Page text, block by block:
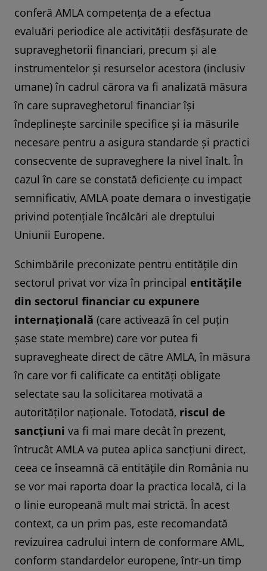
conferă AMLA competența de a efectua
evaluări periodice ale activității desfășurate de
supraveghetorii financiari, precum și ale
instrumentelor și resurselor acestora (inclusiv
umane) în cadrul cărora va fi analizată măsura
în care supraveghetorul financiar își
îndeplinește sarcinile specifice și ia măsurile
necesare pentru a asigura standarde și practici
consecvente de supraveghere la nivel înalt. În
cazul în care se constată deficiențe cu impact
semnificativ, AMLA poate demara o investigație
privind potențiale încălcări ale dreptului
Uniunii Europene.
Schimbările preconizate pentru entitățile din
sectorul privat vor viza în principal entitățile
din sectorul financiar cu expunere
internațională (care activează în cel puțin
șase state membre) care vor putea fi
supravegheate direct de către AMLA, în măsura
în care vor fi calificate ca entități obligate
selectate sau la solicitarea motivată a
autorităților naționale. Totodată, riscul de
sancțiuni va fi mai mare decât în prezent,
întrucât AMLA va putea aplica sancțiuni direct,
ceea ce înseamnă că entitățile din România nu
se vor mai raporta doar la practica locală, ci la
o linie europeană mult mai strictă. În acest
context, ca un prim pas, este recomandată
revizuirea cadrului intern de conformare AML,
conform standardelor europene, într-un timp